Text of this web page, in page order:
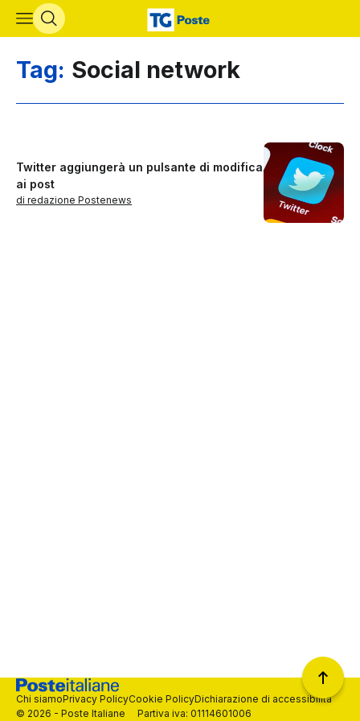
Vai al contenuto principale
Tag: Social network
Twitter aggiungerà un pulsante di modifica
ai post
di redazione Postenews
© 2026 - Poste Italiane Partiva iva: 01114601006
Chi siamoPrivacy PolicyCookie PolicyDichiarazione di accessibilità